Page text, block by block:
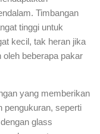
Timbangan
tinggi untuk
kecil, tak heran jika
oleh beberapa pakar
yang memberikan
pengukuran, seperti
glass